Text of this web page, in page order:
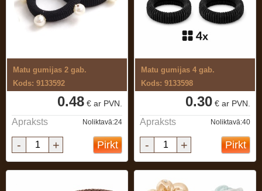
Matu gumijas 2 gab.
Kods: 9133592
0.48 € ar PVN.
Apraksts Noliktavā:24
- + Pirkt
Matu gumijas 4 gab.
Kods: 9133598
0.30 € ar PVN.
Apraksts Noliktavā:40
- + Pirkt